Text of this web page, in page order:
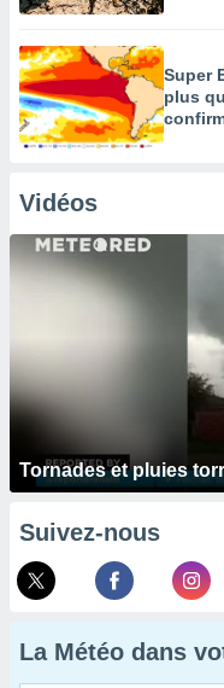
Super
plus
Vidéos
Tornades et pluies
Suivez-nous
La Météo dans